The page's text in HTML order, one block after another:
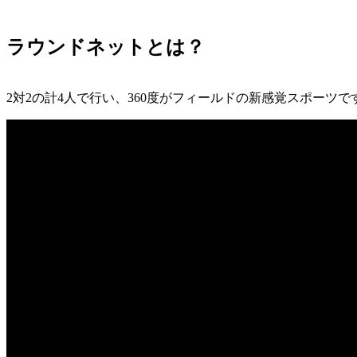
ラウンドネットとは？
2対2の計4人で行い、360度がフィールドの新感覚スポーツで